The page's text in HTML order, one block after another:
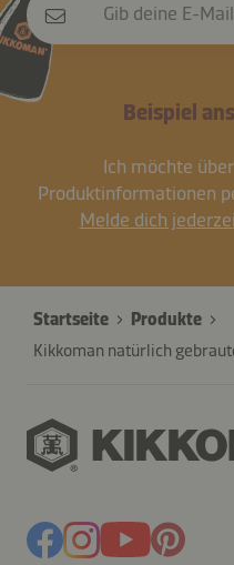
Gib deine E-
Beispiel
Ich möchte
Produktinformationen
Melde dich
Startseite
Produkte
Kikkoman natürlich